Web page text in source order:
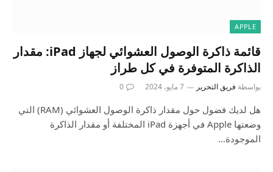
APPLE
قائمة ذاكرة الوصول العشوائي لجهاز iPad: مقدار
الذاكرة المتوفرة في كل طراز
بواسطة فريق التحرير 7 مايو، 2024 0
هل لديك فضول حول مقدار ذاكرة الوصول العشوائي (RAM) التي
وضعتها Apple في أجهزة iPad المختلفة أو مقدار الذاكرة
الموجودة…